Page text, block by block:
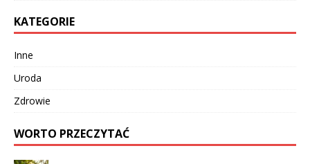
KATEGORIE
Inne
Uroda
Zdrowie
WORTO PRZECZYTAĆ